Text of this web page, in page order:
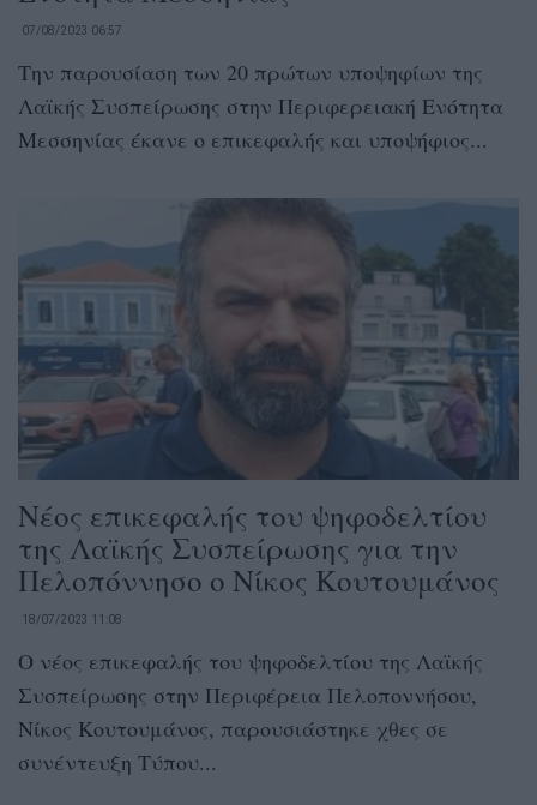
07/08/2023 06:57
Την παρουσίαση των 20 πρώτων υποψηφίων της
Λαϊκής Συσπείρωσης στην Περιφερειακή Ενότητα
Μεσσηνίας έκανε ο επικεφαλής και υποψήφιος...
Νέος επικεφαλής του ψηφοδελτίου
της Λαϊκής Συσπείρωσης για την
Πελοπόννησο ο Νίκος Κουτουμάνος
18/07/2023 11:08
Ο νέος επικεφαλής του ψηφοδελτίου της Λαϊκής
Συσπείρωσης στην Περιφέρεια Πελοποννήσου,
Νίκος Κουτουμάνος, παρουσιάστηκε χθες σε
συνέντευξη Τύπου...